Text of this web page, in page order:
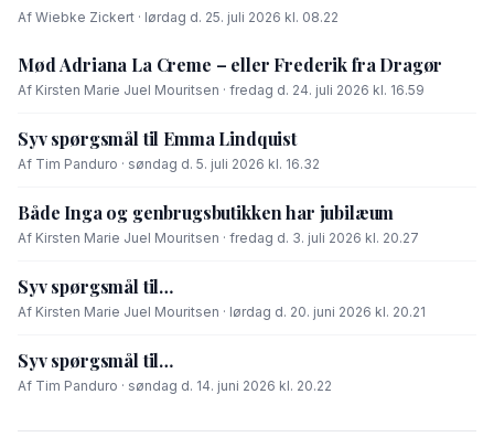
Af Wiebke Zickert · lørdag d. 25. juli 2026 kl. 08.22
Mød Adriana La Creme – eller Frederik fra Dragør
Af Kirsten Marie Juel Mouritsen · fredag d. 24. juli 2026 kl. 16.59
Syv spørgsmål til Emma Lindquist
Af Tim Panduro · søndag d. 5. juli 2026 kl. 16.32
Både Inga og genbrugsbutikken har jubilæum
Af Kirsten Marie Juel Mouritsen · fredag d. 3. juli 2026 kl. 20.27
Syv spørgsmål til…
Af Kirsten Marie Juel Mouritsen · lørdag d. 20. juni 2026 kl. 20.21
Syv spørgsmål til…
Af Tim Panduro · søndag d. 14. juni 2026 kl. 20.22